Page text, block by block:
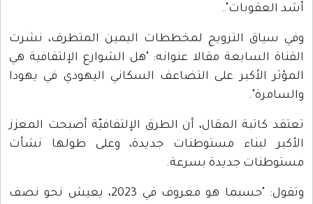
أشد العقوبات".
وفي سياق الترويج لمخططات اليمين المتطرف، نشرت
القناة السابعة مقالا عنوانه: "هل الشوارع الإلتفافية هي
المؤثر الأكبر على التضاعف السكاني اليهودي في يهودا
والسامرة".
تعتقد كاتبة المقال، أن الطرق الإلتفافيّة أصبحت المعزز
الأكبر لبناء مستوطنات جديدة، وعلى طولها نشأت
مستوطنات جديدة بسرعة.
وتقول: "حسبما هو معروف في 2023، يعيش نحو نصف